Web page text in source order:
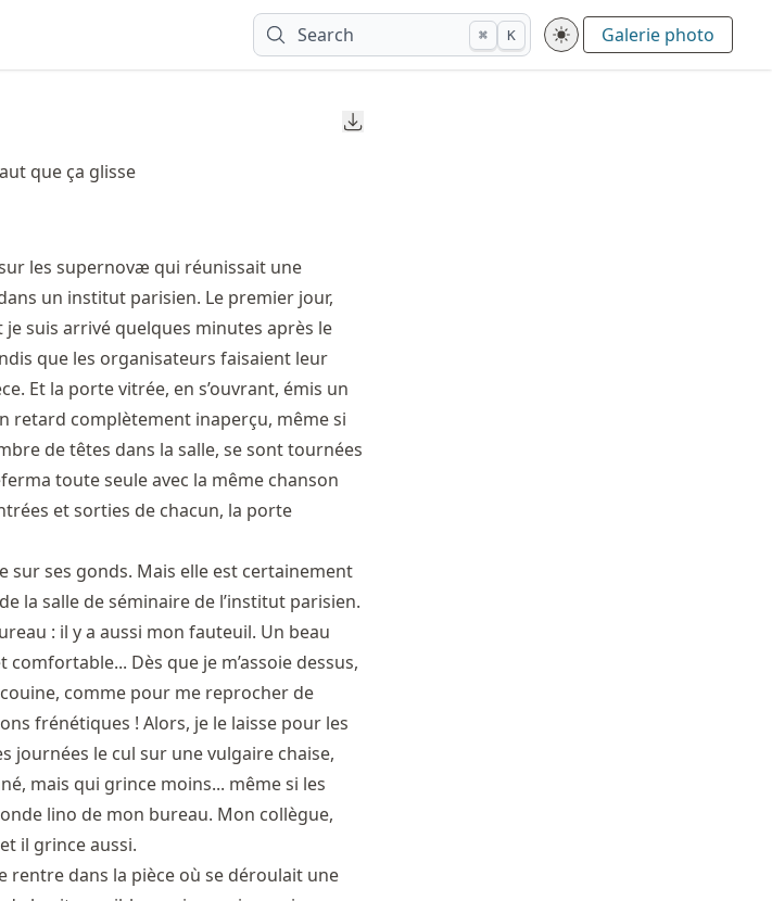
Search ⌘ K Galerie photo
Downloads
que ça glisse
les supernovæ qui réunissait une
un institut parisien. Le premier jour,
je suis arrivé quelques minutes après le
que les organisateurs faisaient leur
Et la porte vitrée, en s’ouvrant, émis un
retard complètement inaperçu, même si
de têtes dans la salle, se sont tournées
toute seule avec la même chanson
et sorties de chacun, la porte
sur ses gonds. Mais elle est certainement
la salle de séminaire de l’institut parisien.
: il y a aussi mon fauteuil. Un beau
Dès que je m’assoie dessus,
comme pour me reprocher de
frénétiques ! Alors, je le laisse pour les
journées le cul sur une vulgaire chaise,
mais qui grince moins... même si les
lino de mon bureau. Mon collègue,
il grince aussi.
rentre dans la pièce où se déroulait une